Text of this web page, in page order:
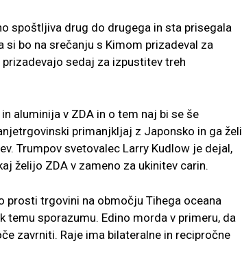
spoštljiva drug do drugega in sta prisegala
bo na srečanju s Kimom prizadeval za
sedaj za izpustitev treh
aluminija v ZDA in o tem naj bi se še
primanjkljaj z Japonsko in ga želi
Trumpov svetovalec Larry Kudlow je dejal,
želijo ZDA v zameno za ukinitev carin.
prosti trgovini na območju Tihega oceana
temu sporazumu. Edino morda v primeru, da
zavrniti. Raje ima bilateralne in recipročne